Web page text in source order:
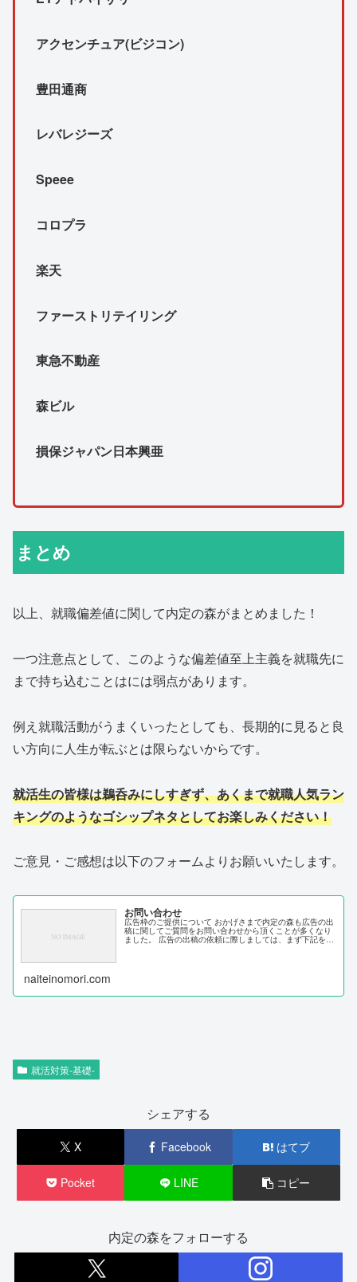
アクセンチュア(ビジコン)
豊田通商
レバレジーズ
Speee
コロプラ
楽天
ファーストリテイリング
東急不動産
森ビル
損保ジャパン日本興亜
まとめ
以上、就職偏差値に関して内定の森がまとめました！
一つ注意点として、このような偏差値至上主義を就職先に
まで持ち込むことはには弱点があります。
例え就職活動がうまくいったとしても、長期的に見ると良
い方向に人生が転ぶとは限らないからです。
就活生の皆様は鵜呑みにしすぎず、あくまで就職人気ラン
キングのようなゴシップネタとしてお楽しみください！
ご意見・ご感想は以下のフォームよりお願いいたします。
お問い合わせ
広告枠のご提供について おかげさまで内定の森も広告の出
稿に関してご質問をお問い合わせから頂くことが多くなり
ました。 広告の出稿の依頼に際しましては、まず下記をご
参照ください。 内定の森メディア概要 ■ ページビュー：月
naiteinomori.com
就活対策-基礎-
シェアする
X Facebook はてブ
Pocket LINE コピー
内定の森をフォローする